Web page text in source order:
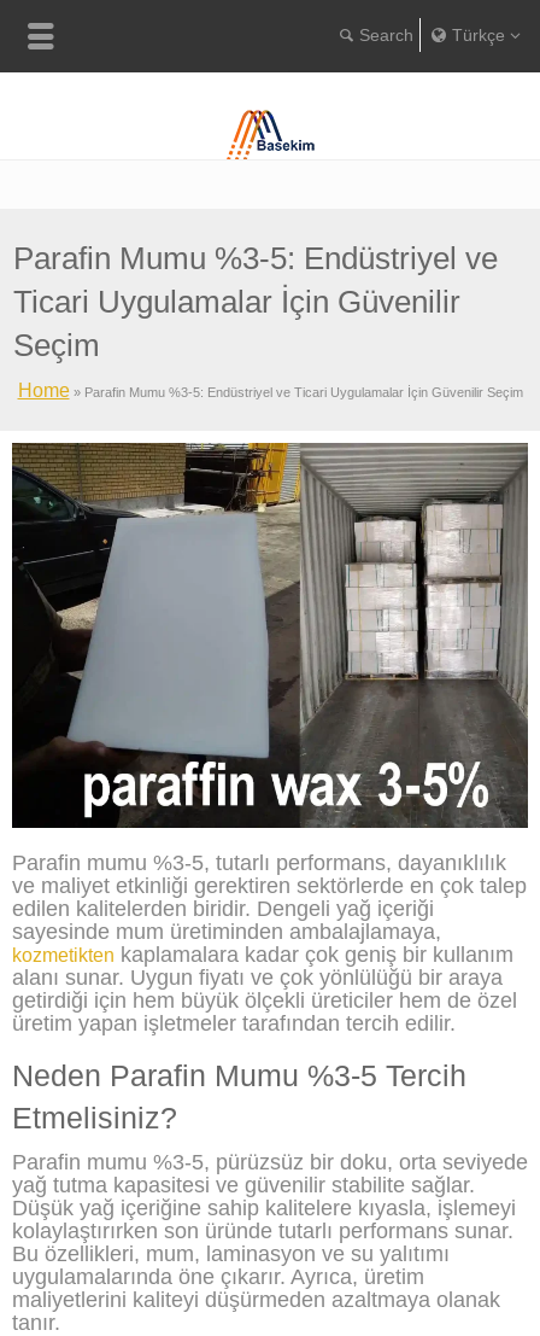
Türkçe
Home» Parafin Mumu %3-5: Endüstriyel ve Ticari Uygulamalar İçin Güvenilir Seçim
Parafin Mumu %3-5: Endüstriyel ve
Ticari Uygulamalar İçin Güvenilir
Seçim
Parafin mumu %3-5, tutarlı performans, dayanıklılık
ve maliyet etkinliği gerektiren sektörlerde en çok talep
edilen kalitelerden biridir. Dengeli yağ içeriği
sayesinde mum üretiminden ambalajlamaya,
kozmetikten kaplamalara kadar çok geniş bir kullanım
alanı sunar. Uygun fiyatı ve çok yönlülüğü bir araya
getirdiği için hem büyük ölçekli üreticiler hem de özel
üretim yapan işletmeler tarafından tercih edilir.
Neden Parafin Mumu %3-5 Tercih
Etmelisiniz?
Parafin mumu %3-5, pürüzsüz bir doku, orta seviyede
yağ tutma kapasitesi ve güvenilir stabilite sağlar.
Düşük yağ içeriğine sahip kalitelere kıyasla, işlemeyi
kolaylaştırırken son üründe tutarlı performans sunar.
Bu özellikleri, mum, laminasyon ve su yalıtımı
uygulamalarında öne çıkarır. Ayrıca, üretim
maliyetlerini kaliteyi düşürmeden azaltmaya olanak
tanır.